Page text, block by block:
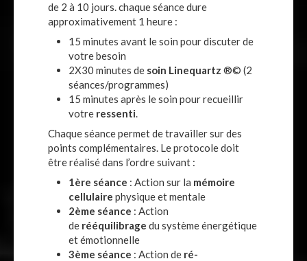
de 2 à 10 jours. chaque séance dure
approximativement 1 heure :
15 minutes avant le soin pour discuter de
votre besoin
2X30 minutes de soin Linequartz ®© (2
séances/programmes)
15 minutes après le soin pour recueillir
votre ressenti.
Chaque séance permet de travailler sur des
points complémentaires. Le protocole doit
être réalisé dans l’ordre suivant :
1ère séance : Action sur la mémoire
cellulaire physique et mentale
2ème séance : Action
de rééquilibrage du système énergétique
et émotionnelle
3ème séance : Action de ré-